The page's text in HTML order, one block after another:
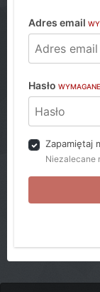
Adres email
Hasło WYMAGANE
Zapamiętaj
Niezalecane